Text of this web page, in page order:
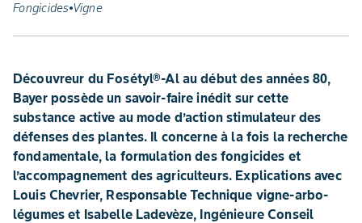
Fongicides Vigne
Découvreur du Fosétyl®-Al au début des années 80,
Bayer possède un savoir-faire inédit sur cette
substance active au mode d’action stimulateur des
défenses des plantes. Il concerne à la fois la recherche
fondamentale, la formulation des fongicides et
l’accompagnement des agriculteurs. Explications avec
Louis Chevrier, Responsable Technique vigne-arbo-
légumes et Isabelle Ladevèze, Ingénieure Conseil